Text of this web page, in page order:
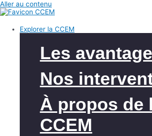
Aller au contenu
Explorer la CCEM
Les
Nos
À propos de
CCEM